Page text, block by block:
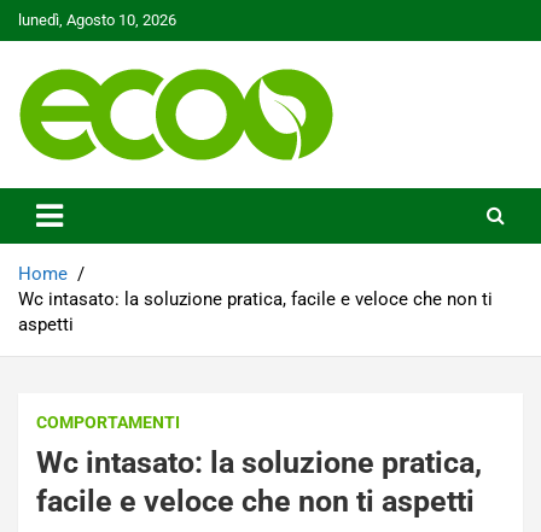
Skip
to
lunedì, Agosto 10, 2026
Ecoo.it
Home
Wc intasato: la soluzione pratica, facile e veloce che non ti
aspetti
COMPORTAMENTI
Wc intasato: la soluzione pratica,
facile e veloce che non ti aspetti